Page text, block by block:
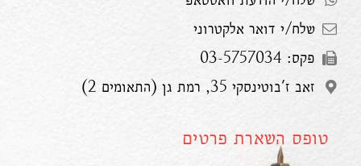
שלח/י דואר אלקטרוני
פקס: 03-5757034
זאב ז'בוטינסקי 35, רמת גן (התאומים 2)
טופס השארת פרטים